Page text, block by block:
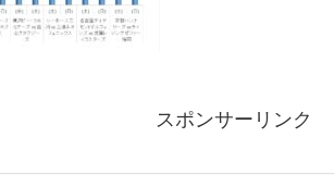
スポンサーリンク